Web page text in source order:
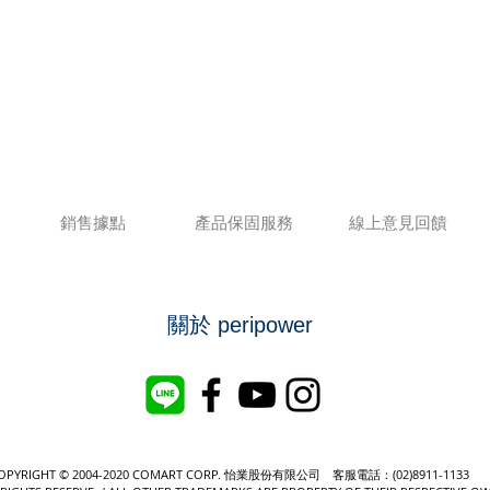
銷售據點 產品保固服務 線上意見回饋
關於 peripower
© 2004-2020 COMART CORP. 怡業股份有限公司 客服電話：(02)8911-1133